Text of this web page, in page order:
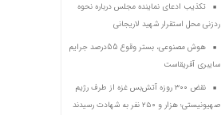
تکذیب ادعای نماینده مجلس درباره نحوه
ردزنی محل استقرار شهید لاریجانی
هوش مصنوعی، بستر وقوع 55درصد جرایم
سایبری آفریقاست
نقض ۳۰۰ روزه آتش‌بس غزه از طرف رژیم
صهیونیستی؛ هزار و ۲۵۰ نفر به شهادت رسیدند